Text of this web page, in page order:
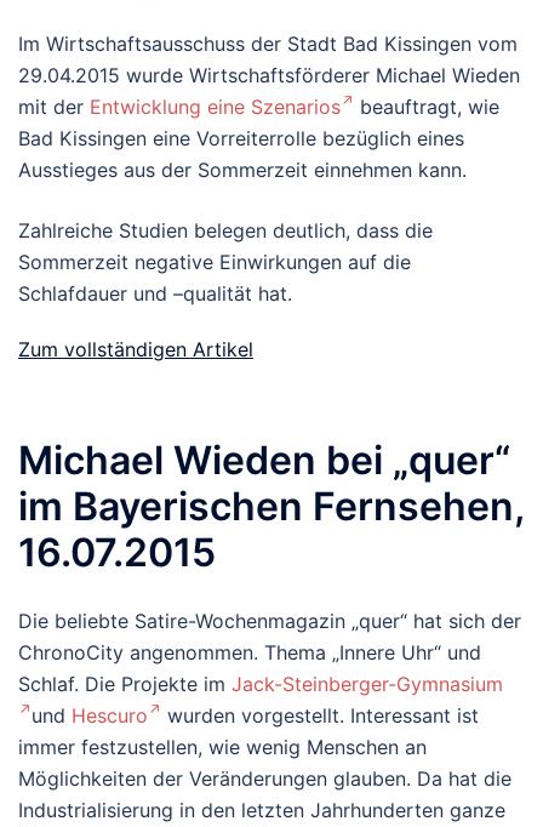
Im Wirtschaftsausschuss der Stadt Bad Kissingen vom
29.04.2015 wurde Wirtschaftsförderer Michael Wieden
mit der Entwicklung eine Szenarios
beauftragt, wie
Bad Kissingen eine Vorreiterrolle bezüglich eines
Ausstieges aus der Sommerzeit einnehmen kann.
Zahlreiche Studien belegen deutlich, dass die
Sommerzeit negative Einwirkungen auf die
Schlafdauer und –qualität hat.
Zum vollständigen Artikel
Michael Wieden bei „quer“
im Bayerischen Fernsehen,
16.07.2015
Die beliebte Satire-Wochenmagazin „quer“ hat sich der
ChronoCity angenommen. Thema „Innere Uhr“ und
Schlaf. Die Projekte im Jack-Steinberger-Gymnasium
und Hescuro
wurden vorgestellt. Interessant ist
immer festzustellen, wie wenig Menschen an
Möglichkeiten der Veränderungen glauben. Da hat die
Industrialisierung in den letzten Jahrhunderten ganze